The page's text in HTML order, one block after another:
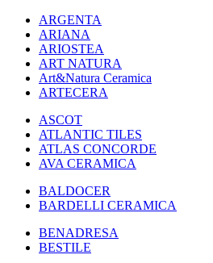
ARGENTA
ARIANA
ARIOSTEA
ART NATURA
Art&Natura Ceramica
ARTECERA
ASCOT
ATLANTIC TILES
ATLAS CONCORDE
AVA CERAMICA
BALDOCER
BARDELLI CERAMICA
BENADRESA
BESTILE